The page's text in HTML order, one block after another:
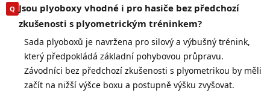
Jsou plyoboxy vhodné i pro hasiče bez předchozí
zkušenosti s plyometrickým tréninkem?
Sada plyoboxů je navržena pro silový a výbušný trénink,
který předpokládá základní pohybovou průpravu.
Závodníci bez předchozí zkušenosti s plyometrikou by měli
začít na nižší výšce boxu a postupně výšku zvyšovat.